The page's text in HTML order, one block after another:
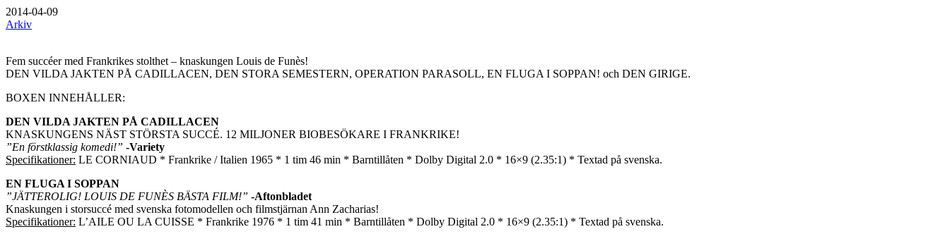
2014-04-09
Arkiv
Fem succéer med Frankrikes stolthet – knaskungen Louis de Funès!
DEN VILDA JAKTEN PÅ CADILLACEN, DEN STORA SEMESTERN, OPERATION PARASOLL, EN FLUGA I SOPPAN! och DEN GIRIGE.
BOXEN INNEHÅLLER:
DEN VILDA JAKTEN PÅ CADILLACEN
KNASKUNGENS NÄST STÖRSTA SUCCÉ. 12 MILJONER BIOBESÖKARE I FRANKRIKE!
”En förstklassig komedi!” -Variety
Specifikationer: LE CORNIAUD * Frankrike / Italien 1965 * 1 tim 46 min * Barntillåten * Dolby Digital 2.0 * 16×9 (2.35:1) * Textad på svenska.
EN FLUGA I SOPPAN
”JÄTTEROLIG! LOUIS DE FUNÈS BÄSTA FILM!” -Aftonbladet
Knaskungen i storsuccé med svenska fotomodellen och filmstjärnan Ann Zacharias!
Specifikationer: L’AILE OU LA CUISSE * Frankrike 1976 * 1 tim 41 min * Barntillåten * Dolby Digital 2.0 * 16×9 (2.35:1) * Textad på svenska.